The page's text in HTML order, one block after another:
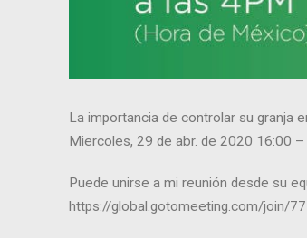
La importancia de controlar su granja
Miercoles, 29 de abr. de 2020 16:00 –
Puede unirse a mi reunión desde su
https://global.gotomeeting.com/join/